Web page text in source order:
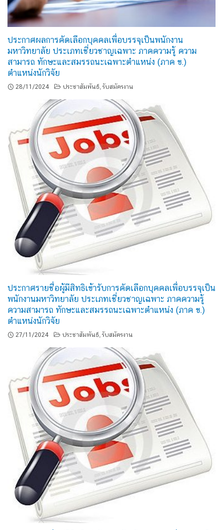
ประกาศผลการคัดเลือกบุคคลเพื่อบรรจุเป็นพนักงาน
มหาวิทยาลัย ประเภทเชี่ยวชาญเฉพาะ ภาคความรู้ ความ
สามารถ ทักษะและสมรรถนะเฉพาะตำแหน่ง (ภาค ข.)
ตำแหน่งนักวิจัย
28/11/2024 ประชาสัมพันธ์ รับสมัครงาน
ประกาศรายชื่อผู้มีสิทธิเข้ารับการคัดเลือกบุคคลเพื่อบรรจุเป็น
พนักงานมหาวิทยาลัย ประเภทเชี่ยวชาญเฉพาะ ภาคความรู้
ความสามารถ ทักษะและสมรรถนะเฉพาะตำแหน่ง (ภาค ข.)
ตำแหน่งนักวิจัย
27/11/2024 ประชาสัมพันธ์ รับสมัครงาน